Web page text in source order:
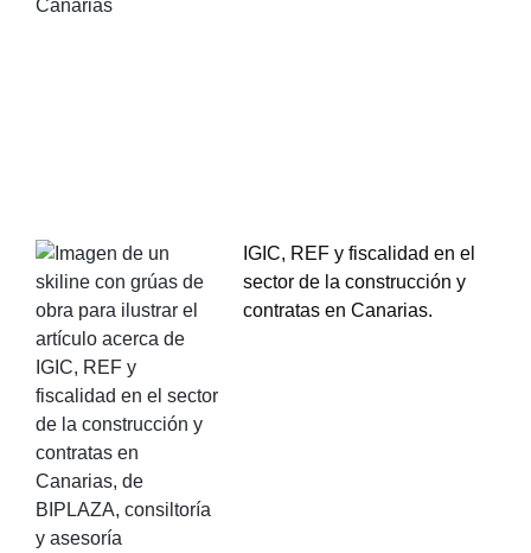
IGIC, REF y fiscalidad en el
sector de la construcción y
contratas en Canarias.